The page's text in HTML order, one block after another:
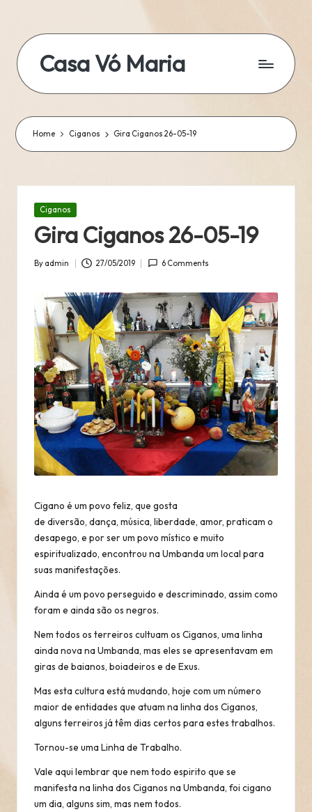
content
Casa Vó Maria
Home Ciganos Gira Ciganos 26-05-19
Posted
Ciganos
Gira Ciganos 26-05-19
Posted
By admin 27/05/2019 6 Comments
Cigano é um povo feliz, que gosta
de diversão, dança, música, liberdade, amor, praticam o
desapego, e por ser um povo místico e muito
espiritualizado, encontrou na Umbanda um local para
suas manifestações.
Ainda é um povo perseguido e descriminado, assim como
foram e ainda são os negros.
Nem todos os terreiros cultuam os Ciganos, uma linha
ainda nova na Umbanda, mas eles se apresentavam em
giras de baianos, boiadeiros e de Exus.
Mas esta cultura está mudando, hoje com um número
maior de entidades que atuam na linha dos Ciganos,
alguns terreiros já têm dias certos para estes trabalhos.
Tornou-se uma Linha de Trabalho.
Vale aqui lembrar que nem todo espirito que se
manifesta na linha dos Ciganos na Umbanda, foi cigano
um dia, alguns sim, mas nem todos.